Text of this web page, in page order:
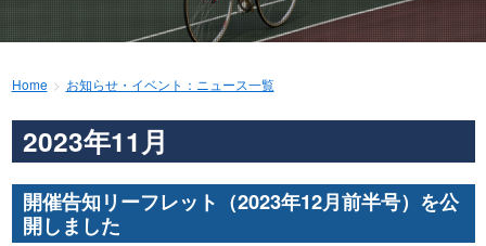
Home お知らせ・イベント：ニュース一覧
2023年11月
開催告知リーフレット（2023年12月前半号）を公
開しました